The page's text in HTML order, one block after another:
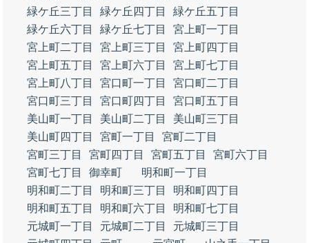
緑ケ丘三丁目
緑ケ丘四丁目
緑ケ丘五丁目
緑ケ丘六丁目
緑ケ丘七丁目
宮上町一丁目
宮上町二丁目
宮上町三丁目
宮上町四丁目
宮上町五丁目
宮上町六丁目
宮上町七丁目
宮上町八丁目
宮口町一丁目
宮口町二丁目
宮口町三丁目
宮口町四丁目
宮口町五丁目
美山町一丁目
美山町二丁目
美山町三丁目
美山町四丁目
宮町一丁目
宮町二丁目
宮町三丁目
宮町四丁目 宮町五丁目
宮町六丁目
宮町七丁目
御幸町
明和町一丁目
明和町二丁目
明和町三丁目
明和町四丁目
明和町五丁目
明和町六丁目
明和町七丁目
元城町一丁目
元城町二丁目
元城町三丁目